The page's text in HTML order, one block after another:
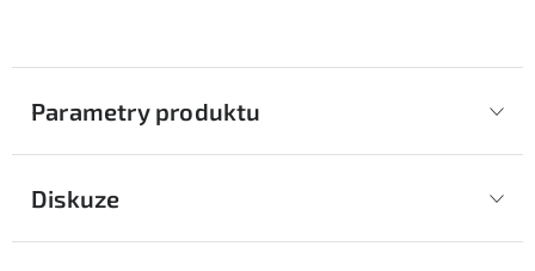
Parametry produktu
Diskuze